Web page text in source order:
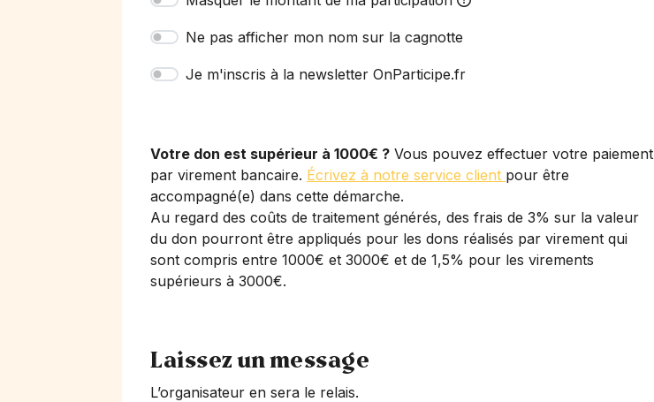
Ne pas afficher mon nom sur la cagnotte
Je m'inscris à la newsletter OnParticipe.fr
Votre don est supérieur à 1000€ ? Vous pouvez effectuer votre paiement
par virement bancaire. Écrivez à notre service client pour être
accompagné(e) dans cette démarche.
Au regard des coûts de traitement générés, des frais de 3% sur la valeur
du don pourront être appliqués pour les dons réalisés par virement qui
sont compris entre 1000€ et 3000€ et de 1,5% pour les virements
supérieurs à 3000€.
Laissez un message
L’organisateur en sera le relais.